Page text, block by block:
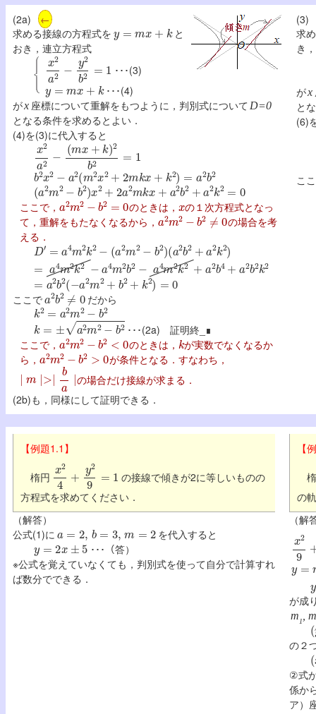
(2a)
←
求める接線の方程式を
と
おき，連立方程式
x2a y2 ･･･(3)
y=m +k
･･･(4)
がx 座標について重解をもつように，判別式について D=0
となる条件を求めるとよい．
(4)を(3)に代入すると
x2a (mx+k)2b2
b2x2 2( m2 2 x )=a
(a2 m2 −b2)x 2+ 2a 2mkx+a 2b2+a 2 k2=0
ここで， 2m2−b2= 0 のときは， xの１次方程式となっ
て，重解をもたなくなるから， a2 m2−b2≠0 の場合を考
える．
D′= m k2− 2 m −b )(a 2 b2+ 2)
=
m2k2−a m2b2− m2k2+a2 b 4+a2 k2
=a2b2( −a 2m2+b2+ 2)=0
ここで a2b2≠0 だから
k2= a2 m 2−b2
k= ±a 2 m2−b2
･･･(2a) 証明終_∎
ここで， a2m2−b2< 0 のときは， kが実数でなくなるか
ら， a2 m2 −b 2>0 が条件となる．すなわち，
∣m ∣>∣ a
の場合だけ接線が求まる．
(2b)も，同様にして証明できる．
(3)
求
き
がx
と
(6)
こ
【例題1.1】
楕円 x24 29
の接線で傾きが2に等しいものの
方程式を求めてください．
（解答）
公式(1)に
=3 を代入すると
y=2x± 5
･･･（答）
※公式を覚えていなくても，判別式を使って自分で計算すれ
ば数分でできる．
【
の
（解
x29
y=
y
が成
m1 , m
(
の２ (
②式
係か
ア）
x = ±